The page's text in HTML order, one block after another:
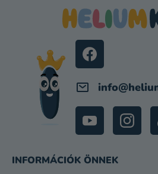
I
info@
INFORMÁCIÓK ÖNNEK